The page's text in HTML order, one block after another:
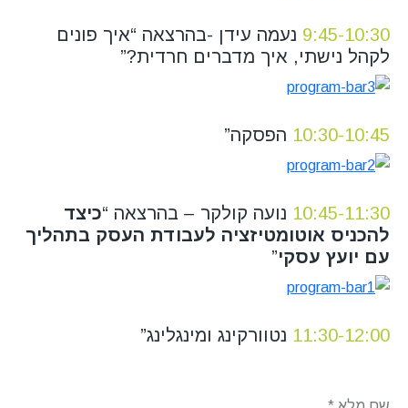
9:45-10:30 נעמה עידן -בהרצאה “איך פונים
לקהל נישתי, איך מדברים חרדית?”
10:30-10:45 הפסקה”
10:45-11:30 נועה קולקר – בהרצאה “כיצד
להכניס אוטומטיזציה לעבודת העסק בתהליך
עם יועץ עסקי”
11:30-12:00 נטוורקינג ומינגלינג”